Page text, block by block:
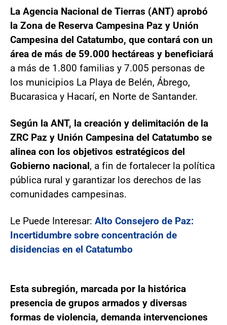
La Agencia Nacional de Tierras (ANT) aprobó
la Zona de Reserva Campesina Paz y Unión
Campesina del Catatumbo, que contará con un
área de más de 59.000 hectáreas y beneficiará
a más de 1.800 familias y 7.005 personas de
los municipios La Playa de Belén, Ábrego,
Bucarasica y Hacarí, en Norte de Santander.
Según la ANT, la creación y delimitación de la
ZRC Paz y Unión Campesina del Catatumbo se
alinea con los objetivos estratégicos del
Gobierno nacional, a fin de fortalecer la política
pública rural y garantizar los derechos de las
comunidades campesinas.
Le Puede Interesar: Alto Consejero de Paz:
Incertidumbre sobre concentración de
disidencias en el Catatumbo
Esta subregión, marcada por la histórica
presencia de grupos armados y diversas
formas de violencia, demanda intervenciones